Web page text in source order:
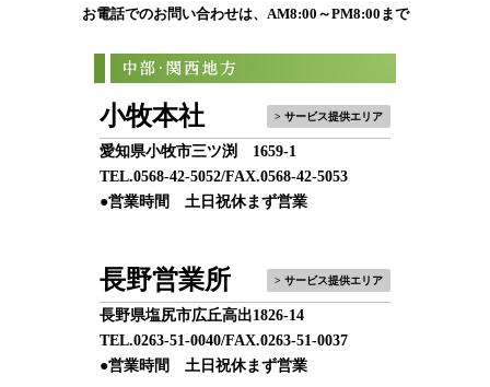
お電話でのお問い合わせは、AM8:00～PM8:00まで
小牧本社 > サービス提供エリア
愛知県小牧市三ツ渕 1659-1
TEL.0568-42-5052/FAX.0568-42-5053
●営業時間 土日祝休まず営業
長野営業所 > サービス提供エリア
長野県塩尻市広丘高出1826-14
TEL.0263-51-0040/FAX.0263-51-0037
●営業時間 土日祝休まず営業